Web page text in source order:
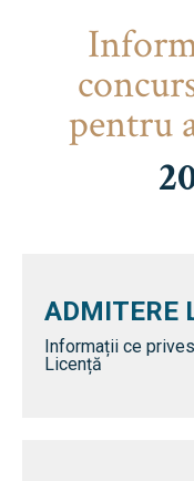
pentru
ADMITERE
Informații ce
Licență